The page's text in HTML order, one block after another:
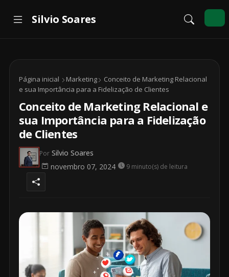
Página inicial Marketing
Conceito de Marketing Relacional
e sua Importância para a Fidelização de Clientes
Conceito de Marketing Relacional e
sua Importância para a Fidelização
de Clientes
Por Silvio Soares
novembro 07, 2024
9 minuto(s) de leitura